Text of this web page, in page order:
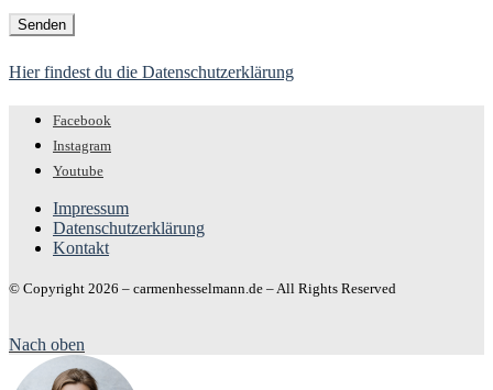
Hier findest du die Datenschutzerklärung
Facebook
Instagram
Youtube
Impressum
Datenschutzerklärung
Kontakt
© Copyright 2026 – carmenhesselmann.de – All Rights Reserved
Nach oben